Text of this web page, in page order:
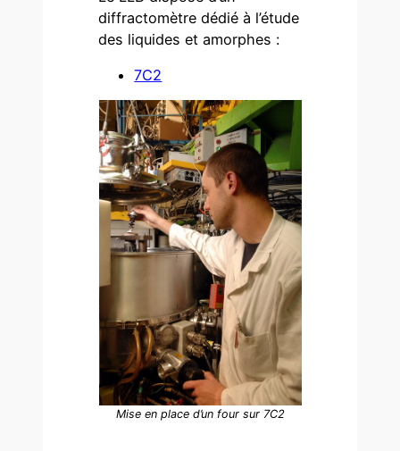
diffractomètre dédié à l’étude
des liquides et amorphes :
7C2
Mise en place d’un four sur 7C2